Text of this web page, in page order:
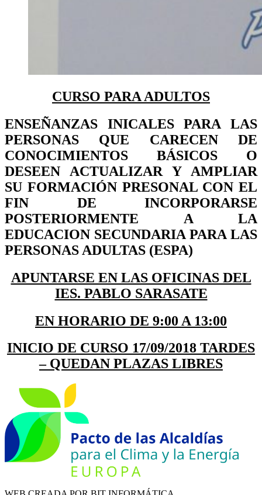
CURSO PARA ADULTOS
ENSEÑANZAS INICALES PARA LAS
PERSONAS QUE CARECEN DE
CONOCIMIENTOS BÁSICOS O
DESEEN ACTUALIZAR Y AMPLIAR
SU FORMACIÓN PRESONAL CON EL
FIN DE INCORPORARSE
POSTERIORMENTE A LA
EDUCACION SECUNDARIA PARA LAS
PERSONAS ADULTAS (ESPA)
APUNTARSE EN LAS OFICINAS DEL
IES. PABLO SARASATE
EN HORARIO DE 9:00 A 13:00
INICIO DE CURSO 17/09/2018 TARDES
– QUEDAN PLAZAS LIBRES